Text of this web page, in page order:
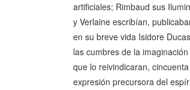
artificiales; Rimbaud sus
y Verlaine escribían,
en su breve vida Isidore
las cumbres de la
que lo reivindicaran,
expresión precursora del